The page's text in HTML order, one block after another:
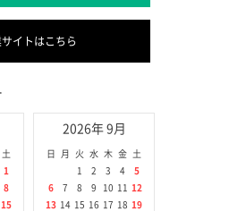
イトはこちら
土
1
8
15
2026年 9月
日 月 火 水 木 金
土
1
2 3 4
5
6
7 8 9 10 11
12
13 14 15 16 17 18 19